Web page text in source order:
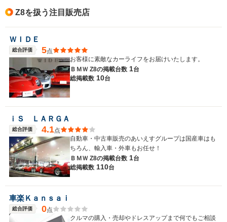
Z8を扱う注目販売店
ＷＩＤＥ
総合評価 5点
お客様に素敵なカーライフをお届けいたします。
ＢＭＷ Z8の掲載台数 1台
総掲載数 10台
ｉＳ ＬＡＲＧＡ
総合評価 4.1点
自動車・中古車販売のあいえすグループは国産車はも
ちろん、輸入車・外車もお任せ！
ＢＭＷ Z8の掲載台数 1台
総掲載数 110台
車楽Ｋａｎｓａｉ
総合評価 0点
クルマの購入・売却やドレスアップまで何でもご相談